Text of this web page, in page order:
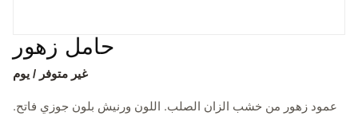
حامل زهور
غير متوفر / يوم
عمود زهور من خشب الزان الصلب. اللون ورنيش بلون جوزي فاتح.